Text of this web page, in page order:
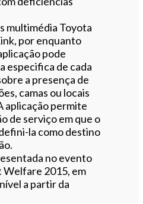
multimédia Toyota
por enquanto
pode
especifica de cada
a presença de
camas ou locais
aplicação permite
de serviço em que o
la como destino
no evento
2015, em
a partir da